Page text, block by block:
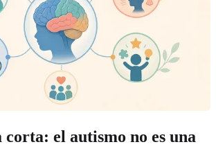
corta: el autismo no es una